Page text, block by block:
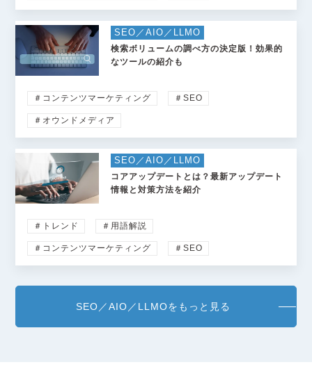
SEO／AIO／LLMO
検索ボリュームの調べ方の決定版！効果的
なツールの紹介も
＃コンテンツマーケティング ＃SEO
＃オウンドメディア
SEO／AIO／LLMO
コアアップデートとは？最新アップデート
情報と対策方法を紹介
＃トレンド ＃用語解説
＃コンテンツマーケティング ＃SEO
SEO／AIO／LLMOをもっと見る